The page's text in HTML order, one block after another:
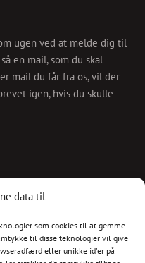
data til
som cookies til at gemme
til disse teknologier vil give
eller unikke id'er på
ugen ved at melde dig til
en mail, som du skal
mail du får fra os, vil der
igen, hvis du skulle